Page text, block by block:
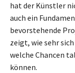
hat der Künstler
auch ein
bevorstehende
zeigt, wie sehr
welche Chancen
können.